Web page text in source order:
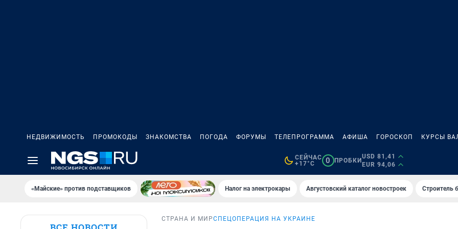
НЕДВИЖИМОСТЬ ПРОМОКОДЫ ЗНАКОМСТВА ПОГОДА ФОРУМЫ ТЕЛЕПРОГРАММА АФИША ГОРОСКОП КУРСЫ
СЕЙЧАС
+17°C
0 ПРОБКИ
USD 81,41
EUR 94,06
«Майские» против подставщиков Налог на электрокары Августовский каталог новостроек Строитель
СТРАНА И МИРСПЕЦОПЕРАЦИЯ НА УКРАИНЕ